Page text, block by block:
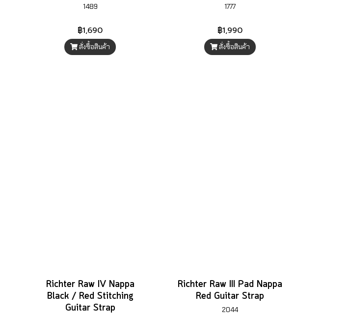
1489
฿1,690
สั่งซื้อสินค้า
1777
฿1,990
สั่งซื้อสินค้า
Richter Raw IV Nappa
Black / Red Stitching
Guitar Strap
Richter Raw III Pad Nappa
Red Guitar Strap
2044